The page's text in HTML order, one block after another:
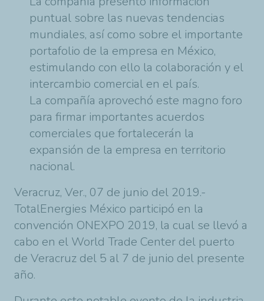
puntual sobre las nuevas tendencias
mundiales, así como sobre el importante
portafolio de la empresa en México,
estimulando con ello la colaboración y el
intercambio comercial en el país.
La compañía aprovechó este magno foro
para firmar importantes acuerdos
comerciales que fortalecerán la
expansión de la empresa en territorio
nacional.
Veracruz, Ver., 07 de junio del 2019.-
TotalEnergies México participó en la
convención ONEXPO 2019, la cual se llevó a
cabo en el World Trade Center del puerto
de Veracruz del 5 al 7 de junio del presente
año.